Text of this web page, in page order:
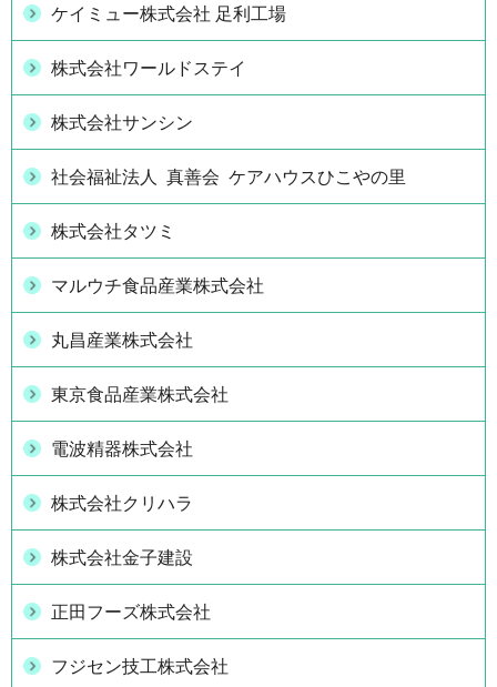
ケイミュー株式会社 足利工場
株式会社ワールドステイ
株式会社サンシン
社会福祉法人 真善会 ケアハウスひこやの里
株式会社タツミ
マルウチ食品産業株式会社
丸昌産業株式会社
東京食品産業株式会社
電波精器株式会社
株式会社クリハラ
株式会社金子建設
正田フーズ株式会社
フジセン技工株式会社